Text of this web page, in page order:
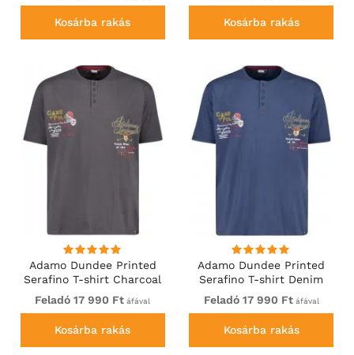
Kosárba rakás Kosárba rakás
Adamo Dundee Printed
Serafino T-shirt Charcoal
Feladó 17 990 Ft áfával
Kosárba rakás
Adamo Dundee Printed
Serafino T-shirt Denim
Blue
Feladó 17 990 Ftáfával
Kosárba rakás